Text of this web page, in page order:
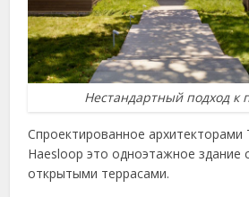
Нестандартный подход к
Спроектированное архитекторами
Haesloop это одноэтажное здание
открытыми террасами.